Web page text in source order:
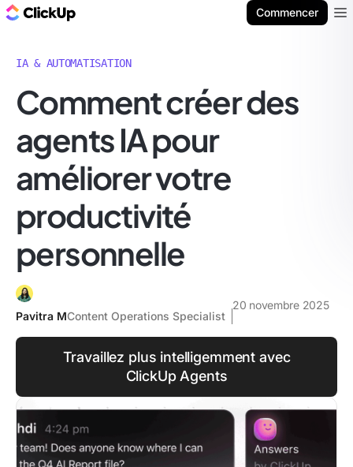
Commencer
IA & AUTOMATISATION
Comment créer des
agents IA pour
améliorer votre
productivité
personnelle
Pavitra MContent Operations Specialist
20 novembre 2025
Travaillez plus intelligemment avec
ClickUp Agents